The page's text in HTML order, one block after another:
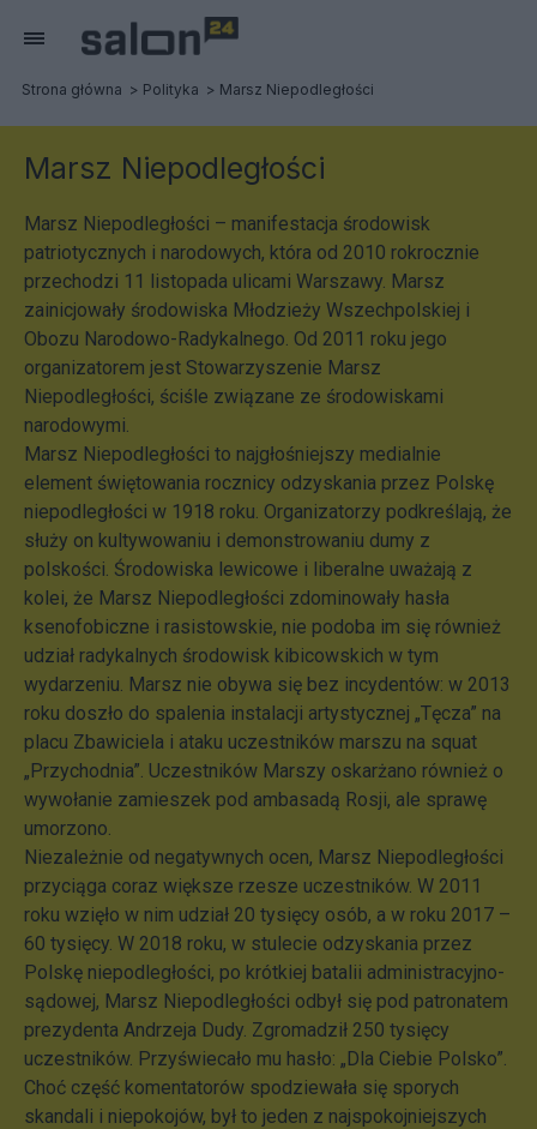
Strona główna Polityka Marsz Niepodległości
Marsz Niepodległości
Marsz Niepodległości – manifestacja środowisk
patriotycznych i narodowych, która od 2010 rokrocznie
przechodzi 11 listopada ulicami Warszawy. Marsz
zainicjowały środowiska Młodzieży Wszechpolskiej i
Obozu Narodowo-Radykalnego. Od 2011 roku jego
organizatorem jest Stowarzyszenie Marsz
Niepodległości, ściśle związane ze środowiskami
narodowymi.
Marsz Niepodległości to najgłośniejszy medialnie
element świętowania rocznicy odzyskania przez Polskę
niepodległości w 1918 roku. Organizatorzy podkreślają, że
służy on kultywowaniu i demonstrowaniu dumy z
polskości. Środowiska lewicowe i liberalne uważają z
kolei, że Marsz Niepodległości zdominowały hasła
ksenofobiczne i rasistowskie, nie podoba im się również
udział radykalnych środowisk kibicowskich w tym
wydarzeniu. Marsz nie obywa się bez incydentów: w 2013
roku doszło do spalenia instalacji artystycznej „Tęcza” na
placu Zbawiciela i ataku uczestników marszu na squat
„Przychodnia”. Uczestników Marszy oskarżano również o
wywołanie zamieszek pod ambasadą Rosji, ale sprawę
umorzono.
Niezależnie od negatywnych ocen, Marsz Niepodległości
przyciąga coraz większe rzesze uczestników. W 2011
roku wzięło w nim udział 20 tysięcy osób, a w roku 2017 –
60 tysięcy. W 2018 roku, w stulecie odzyskania przez
Polskę niepodległości, po krótkiej batalii administracyjno-
sądowej, Marsz Niepodległości odbył się pod patronatem
prezydenta Andrzeja Dudy. Zgromadził 250 tysięcy
uczestników. Przyświecało mu hasło: „Dla Ciebie Polsko”.
Choć część komentatorów spodziewała się sporych
skandali i niepokojów, był to jeden z najspokojniejszych